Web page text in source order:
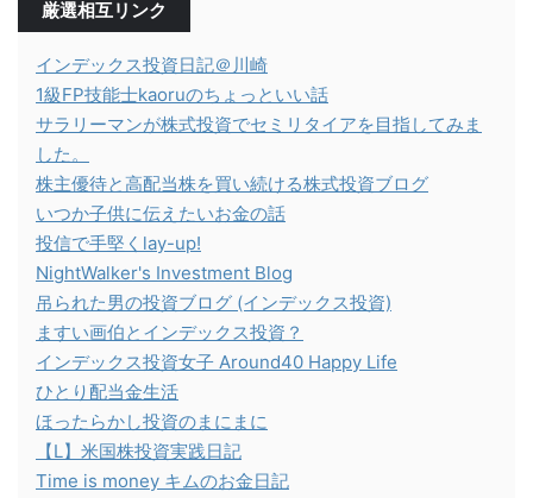
厳選相互リンク
インデックス投資日記＠川崎
1級FP技能士kaoruのちょっといい話
サラリーマンが株式投資でセミリタイアを目指してみま
した。
株主優待と高配当株を買い続ける株式投資ブログ
いつか子供に伝えたいお金の話
投信で手堅くlay-up!
NightWalker's Investment Blog
吊られた男の投資ブログ (インデックス投資)
ますい画伯とインデックス投資？
インデックス投資女子 Around40 Happy Life
ひとり配当金生活
ほったらかし投資のまにまに
【L】米国株投資実践日記
Time is money キムのお金日記